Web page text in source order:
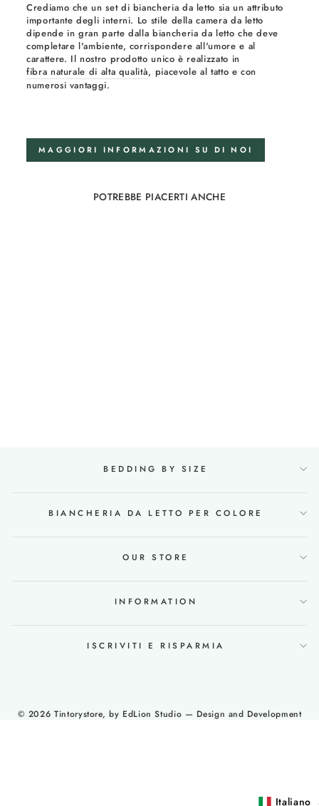
Crediamo che un set di biancheria da letto sia un attributo
importante degli interni. Lo stile della camera da letto
dipende in gran parte dalla biancheria da letto che deve
completare l'ambiente, corrispondere all'umore e al
carattere. Il nostro prodotto unico è realizzato in
fibra naturale di alta qualità, piacevole al tatto e con
numerosi vantaggi.
MAGGIORI INFORMAZIONI SU DI NOI
POTREBBE PIACERTI ANCHE
BEDDING BY SIZE
BIANCHERIA DA LETTO PER COLORE
OUR STORE
INFORMATION
ISCRIVITI E RISPARMIA
© 2026 Tintorystore, by EdLion Studio — Design and Development
Italiano